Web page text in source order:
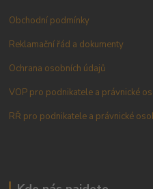
Obchodní podmínky
Reklamační řád a dokumenty
Ochrana osobních údajů
VOP pro podnikatele a právnické
RŘ pro podnikatele a právnické